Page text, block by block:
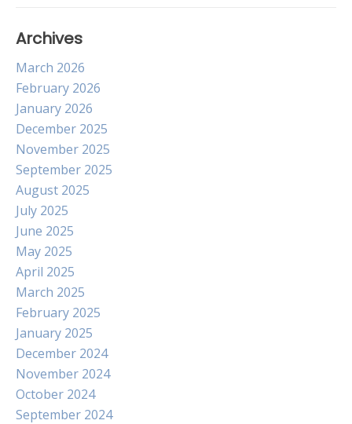
Archives
March 2026
February 2026
January 2026
December 2025
November 2025
September 2025
August 2025
July 2025
June 2025
May 2025
April 2025
March 2025
February 2025
January 2025
December 2024
November 2024
October 2024
September 2024